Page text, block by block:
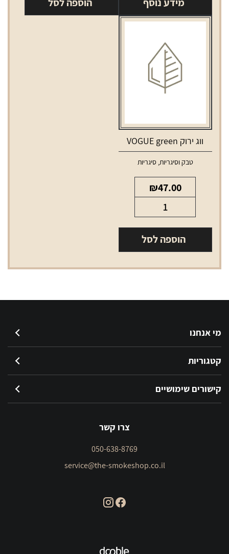
כחול
ווג ירוק VOGUE green
טבק וסיגריות,סיגריות
₪47.00
של
ווג
ירוק
הוספה לסל
מי אנחנו
קטגוריות
קישורים שימושיים
צרו קשר
050-638-8769
service@the-smokeshop.co.il